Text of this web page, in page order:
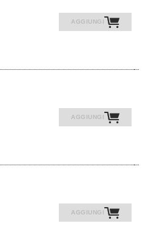
AGGIUNGI
AGGIUNGI
AGGIUNGI